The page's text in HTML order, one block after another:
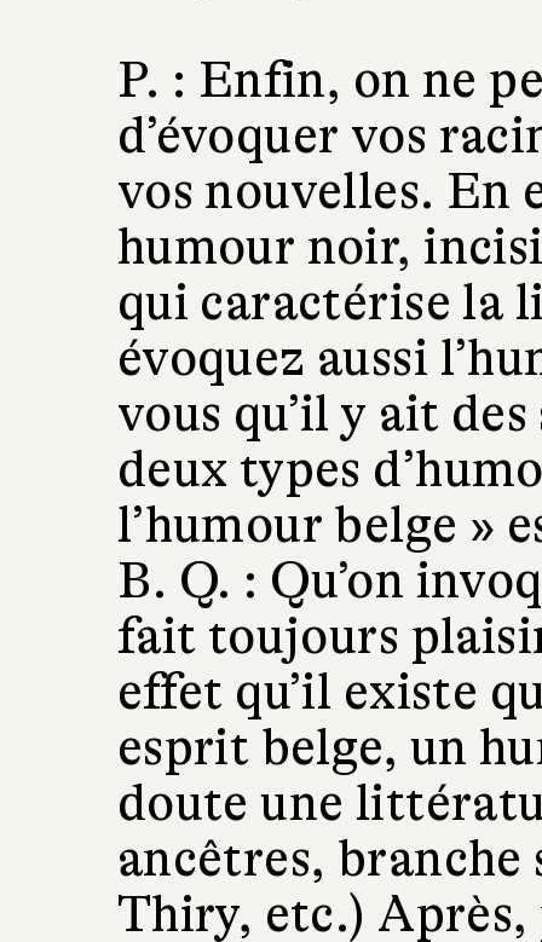
P. : Enfin, on ne
d’évoquer vos
vos nouvelles. En
humour noir,
qui caractérise la
évoquez aussi
vous qu’il y ait
deux types
l’humour belge »
B. Q. : Qu’on
fait toujours
effet qu’il existe
esprit belge, un
doute une
ancêtres,
Thiry, etc.)